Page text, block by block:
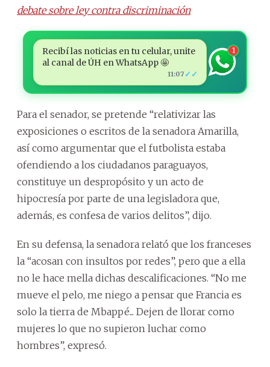
debate sobre ley contra discriminación
Recibí las noticias en tu celular, unite
al canal de ÚH en WhatsApp 🤩
11:07 ✓✓
1
Para el senador, se pretende “relativizar las
exposiciones o escritos de la senadora Amarilla,
así como argumentar que el futbolista estaba
ofendiendo a los ciudadanos paraguayos,
constituye un despropósito y un acto de
hipocresía por parte de una legisladora que,
además, es confesa de varios delitos”, dijo.
En su defensa, la senadora relató que los franceses
la “acosan con insultos por redes”, pero que a ella
no le hace mella dichas descalificaciones. “No me
mueve el pelo, me niego a pensar que Francia es
solo la tierra de Mbappé... Dejen de llorar como
mujeres lo que no supieron luchar como
hombres”, expresó.